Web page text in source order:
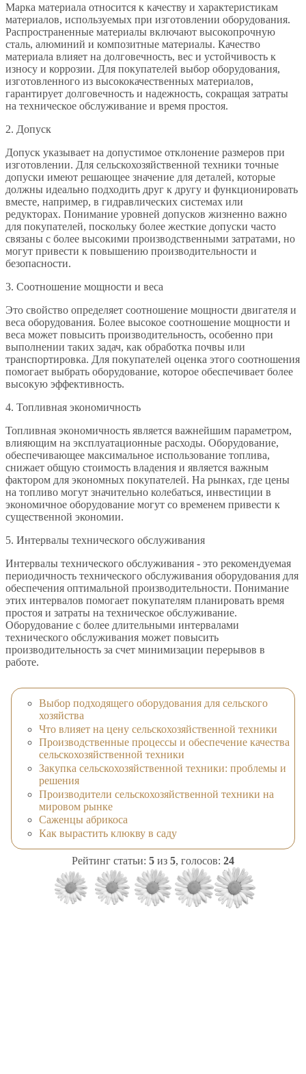
Марка материала относится к качеству и характеристикам
материалов, используемых при изготовлении оборудования.
Распространенные материалы включают высокопрочную
сталь, алюминий и композитные материалы. Качество
материала влияет на долговечность, вес и устойчивость к
износу и коррозии. Для покупателей выбор оборудования,
изготовленного из высококачественных материалов,
гарантирует долговечность и надежность, сокращая затраты
на техническое обслуживание и время простоя.
2. Допуск
Допуск указывает на допустимое отклонение размеров при
изготовлении. Для сельскохозяйственной техники точные
допуски имеют решающее значение для деталей, которые
должны идеально подходить друг к другу и функционировать
вместе, например, в гидравлических системах или
редукторах. Понимание уровней допусков жизненно важно
для покупателей, поскольку более жесткие допуски часто
связаны с более высокими производственными затратами, но
могут привести к повышению производительности и
безопасности.
3. Соотношение мощности и веса
Это свойство определяет соотношение мощности двигателя и
веса оборудования. Более высокое соотношение мощности и
веса может повысить производительность, особенно при
выполнении таких задач, как обработка почвы или
транспортировка. Для покупателей оценка этого соотношения
помогает выбрать оборудование, которое обеспечивает более
высокую эффективность.
4. Топливная экономичность
Топливная экономичность является важнейшим параметром,
влияющим на эксплуатационные расходы. Оборудование,
обеспечивающее максимальное использование топлива,
снижает общую стоимость владения и является важным
фактором для экономных покупателей. На рынках, где цены
на топливо могут значительно колебаться, инвестиции в
экономичное оборудование могут со временем привести к
существенной экономии.
5. Интервалы технического обслуживания
Интервалы технического обслуживания - это рекомендуемая
периодичность технического обслуживания оборудования для
обеспечения оптимальной производительности. Понимание
этих интервалов помогает покупателям планировать время
простоя и затраты на техническое обслуживание.
Оборудование с более длительными интервалами
технического обслуживания может повысить
производительность за счет минимизации перерывов в
работе.
Выбор подходящего оборудования для сельского
хозяйства
Что влияет на цену сельскохозяйственной техники
Производственные процессы и обеспечение качества
сельскохозяйственной техники
Закупка сельскохозяйственной техники: проблемы и
решения
Производители сельскохозяйственной техники на
мировом рынке
Саженцы абрикоса
Как вырастить клюкву в саду
Рейтинг статьи: 5 из 5, голосов: 24